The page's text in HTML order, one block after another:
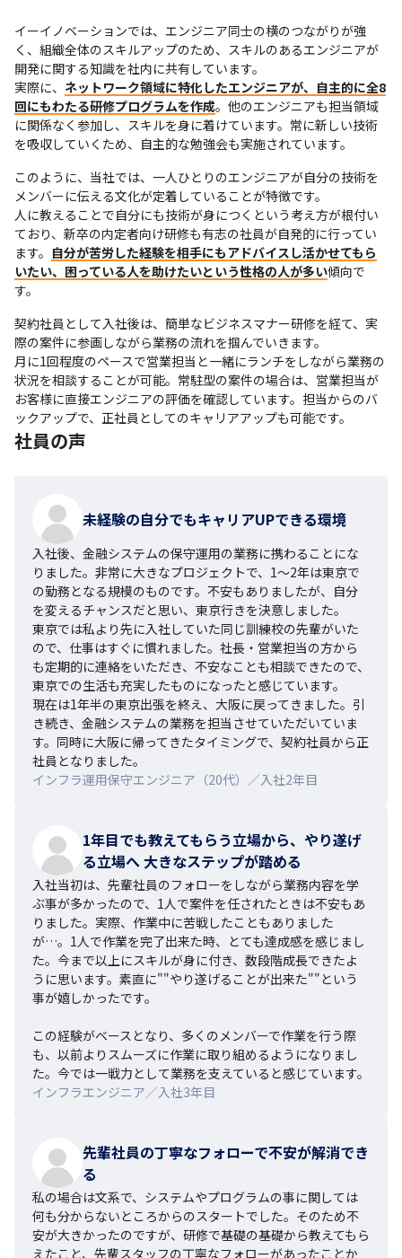
イーイノベーションでは、エンジニア同士の横のつながりが強
く、組織全体のスキルアップのため、スキルのあるエンジニアが
開発に関する知識を社内に共有しています。
実際に、 ネットワーク領域に特化したエンジニアが、自主的に全8
回にもわたる研修プログラムを作成。他のエンジニアも担当領域
に関係なく参加し、スキルを身に着けています。常に新しい技術
を吸収していくため、自主的な勉強会も実施されています。
このように、当社では、一人ひとりのエンジニアが自分の技術を
メンバーに伝える文化が定着していることが特徴です。
人に教えることで自分にも技術が身につくという考え方が根付い
ており、新卒の内定者向け研修も有志の社員が自発的に行ってい
ます。 自分が苦労した経験を相手にもアドバイスし活かせてもら
いたい、困っている人を助けたいという性格の人が多い傾向で
す。
契約社員として入社後は、簡単なビジネスマナー研修を経て、実
際の案件に参画しながら業務の流れを掴んでいきます。
月に1回程度のペースで営業担当と一緒にランチをしながら業務の
状況を相談することが可能。常駐型の案件の場合は、営業担当が
お客様に直接エンジニアの評価を確認しています。担当からのバ
ックアップで、正社員としてのキャリアアップも可能です。
社員の声
未経験の自分でもキャリアUPできる環境
入社後、金融システムの保守運用の業務に携わることにな
りました。非常に大きなプロジェクトで、1～2年は東京で
の勤務となる規模のものです。不安もありましたが、自分
を変えるチャンスだと思い、東京行きを決意しました。
東京では私より先に入社していた同じ訓練校の先輩がいた
ので、仕事はすぐに慣れました。社長・営業担当の方から
も定期的に連絡をいただき、不安なことも相談できたので、
東京での生活も充実したものになったと感じています。
現在は1年半の東京出張を終え、大阪に戻ってきました。引
き続き、金融システムの業務を担当させていただいていま
す。同時に大阪に帰ってきたタイミングで、契約社員から正
社員となりました。
インフラ運用保守エンジニア（20代）／入社2年目
1年目でも教えてもらう立場から、やり遂げ
る立場へ 大きなステップが踏める
入社当初は、先輩社員のフォローをしながら業務内容を学
ぶ事が多かったので、1人で案件を任されたときは不安もあ
りました。実際、作業中に苦戦したこともありました
が…。1人で作業を完了出来た時、とても達成感を感じまし
た。今まで以上にスキルが身に付き、数段階成長できたよ
うに思います。素直に""やり遂げることが出来た""という
事が嬉しかったです。
この経験がベースとなり、多くのメンバーで作業を行う際
も、以前よりスムーズに作業に取り組めるようになりまし
た。今では一戦力として業務を支えていると感じています。
インフラエンジニア／入社3年目
先輩社員の丁寧なフォローで不安が解消でき
る
私の場合は文系で、システムやプログラムの事に関しては
何も分からないところからのスタートでした。そのため不
安が大きかったのですが、研修で基礎の基礎から教えてもら
えたこと、先輩スタッフの丁寧なフォローがあったことか